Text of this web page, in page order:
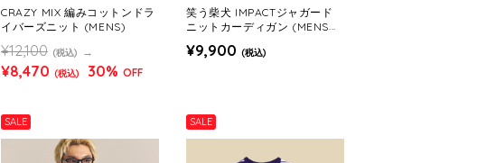
CRAZY MIX 編みコットンドラ
イバーズニット (MENS)
¥12,100 (税込)
¥8,470 (税込) 30% OFF
笑う柴犬 IMPACTジャガード
ニットカーディガン (MENS/
¥9,900 (税込)
SALE SALE